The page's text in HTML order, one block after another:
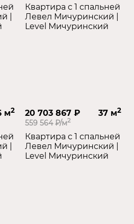
|
Квартира с 1 спальней
Левел Мичуринский |
Level Мичуринский
м2
|
20 703 867 ₽ 37 м2
559 564 ₽/м2
Квартира с 1 спальней
Левел Мичуринский |
Level Мичуринский